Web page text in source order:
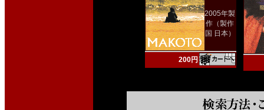
2005年製
作（製作
国 日本）
200円